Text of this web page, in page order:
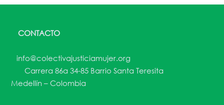
CONTACTO
info@colectivajusticiamujer.org
Carrera 86a 34-85 Barrio Santa Teresita
Medellín – Colombia